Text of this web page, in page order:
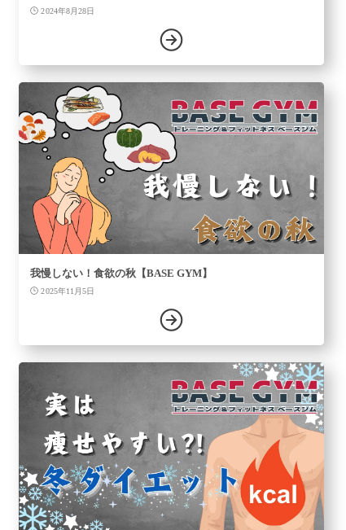
2024年8月28日
我慢しない！食欲の秋【BASE GYM】
2025年11月5日